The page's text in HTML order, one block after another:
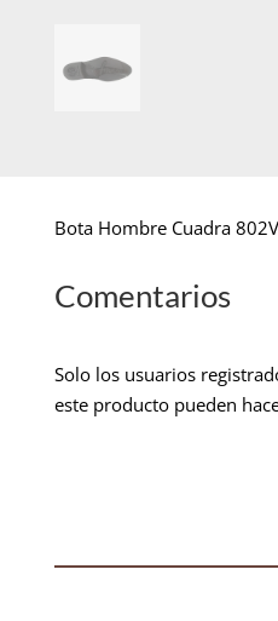
Bota Hombre Cuadra
Comentarios
Solo los usuarios
este producto pueden